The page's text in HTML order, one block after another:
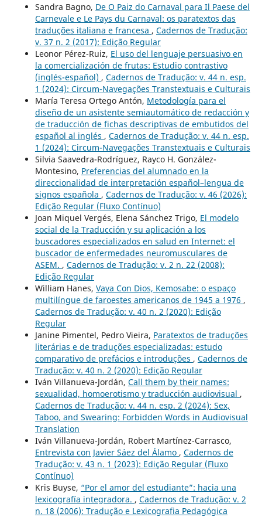
Sandra Bagno, De O Paiz do Carnaval para Il Paese del
Carnevale e Le Pays du Carnaval: os paratextos das
traduções italiana e francesa , Cadernos de Tradução:
v. 37 n. 2 (2017): Edição Regular
Leonor Pérez-Ruiz, El uso del lenguaje persuasivo en
la comercialización de frutas: Estudio contrastivo
(inglés-español) , Cadernos de Tradução: v. 44 n. esp.
1 (2024): Circum-Navegações Transtextuais e Culturais
María Teresa Ortego Antón, Metodología para el
diseño de un asistente semiautomático de redacción y
de traducción de fichas descriptivas de embutidos del
español al inglés , Cadernos de Tradução: v. 44 n. esp.
1 (2024): Circum-Navegações Transtextuais e Culturais
Silvia Saavedra-Rodríguez, Rayco H. González-
Montesino, Preferencias del alumnado en la
direccionalidad de interpretación español–lengua de
signos española , Cadernos de Tradução: v. 46 (2026):
Edição Regular (Fluxo Contínuo)
Joan Miquel Vergés, Elena Sánchez Trigo, El modelo
social de la Traducción y su aplicación a los
buscadores especializados en salud en Internet: el
buscador de enfermedades neuromusculares de
ASEM. , Cadernos de Tradução: v. 2 n. 22 (2008):
Edição Regular
William Hanes, Vaya Con Dios, Kemosabe: o espaço
multilíngue de faroestes americanos de 1945 a 1976 ,
Cadernos de Tradução: v. 40 n. 2 (2020): Edição
Regular
Janine Pimentel, Pedro Vieira, Paratextos de traduções
literárias e de traduções especializadas: estudo
comparativo de prefácios e introduções , Cadernos de
Tradução: v. 40 n. 2 (2020): Edição Regular
Iván Villanueva-Jordán, Call them by their names:
sexualidad, homoerotismo y traducción audiovisual ,
Cadernos de Tradução: v. 44 n. esp. 2 (2024): Sex,
Taboo, and Swearing: Forbidden Words in Audiovisual
Translation
Iván Villanueva-Jordán, Robert Martínez-Carrasco,
Entrevista con Javier Sáez del Álamo , Cadernos de
Tradução: v. 43 n. 1 (2023): Edição Regular (Fluxo
Contínuo)
Kris Buyse, “Por el amor del estudiante”: hacia una
lexicografía integradora. , Cadernos de Tradução: v. 2
n. 18 (2006): Tradução e Lexicografia Pedagógica